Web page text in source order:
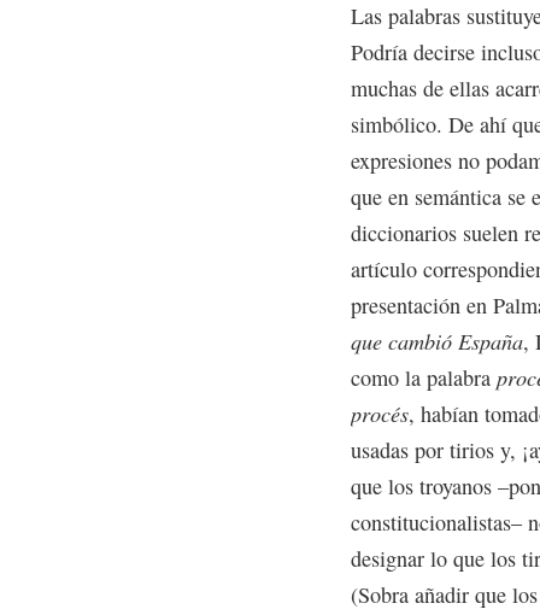
Las palabras
Podría decirse
muchas de ellas
simbólico. De ahí
expresiones no
que en semántica se
diccionarios suelen
artículo
presentación en
que cambió España,
como la palabra
procés, habían
usadas por tirios y,
que los troyanos
constitucionalistas–
designar lo que los
(Sobra añadir que